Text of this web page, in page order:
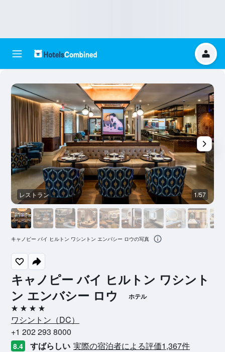
キャノピー バイ ヒルトン ワシント
ン エンバシー ロウ
ホテル
4つ星
ワシントン​（DC​）​
+1 202 293 8000
8.4 すばらしい 実際の宿泊者による評価1,367​件
レストラン 1/57
キャノピー バイ ヒルトン ワシントン エンバシー ロウの写真